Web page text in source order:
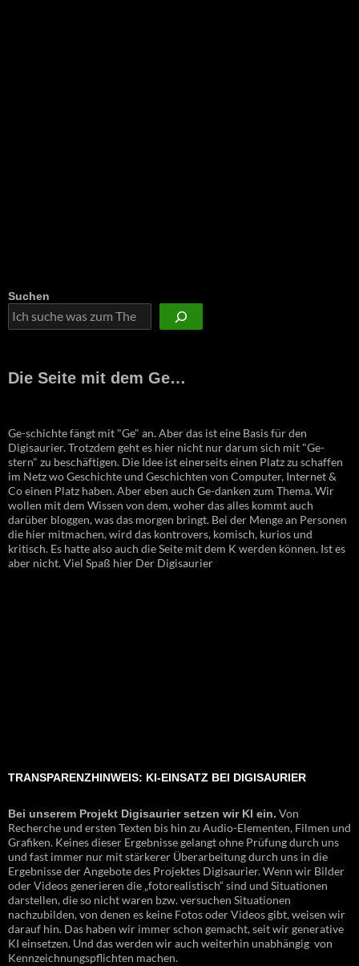
Suchen
Die Seite mit dem Ge…
Ge-schichte fängt mit "Ge" an. Aber das ist eine Basis für den
Digisaurier. Trotzdem geht es hier nicht nur darum sich mit "Ge-
stern" zu beschäftigen. Die Idee ist einerseits einen Platz zu schaffen
im Netz wo Geschichte und Geschichten von Computer, Internet &
Co einen Platz haben. Aber eben auch Ge-danken zum Thema. Wir
wollen mit dem Wissen von dem, woher das alles kommt auch
darüber bloggen, was das morgen bringt. Bei der Menge an Personen
die hier mitmachen, wird das kontrovers, komisch, kurios und
kritisch. Es hatte also auch die Seite mit dem K werden können. Ist es
aber nicht. Viel Spaß hier Der Digisaurier
TRANSPARENZHINWEIS: KI-EINSATZ BEI DIGISAURIER
Bei unserem Projekt Digisaurier setzen wir KI ein. Von
Recherche und ersten Texten bis hin zu Audio-Elementen, Filmen und
Grafiken. Keines dieser Ergebnisse gelangt ohne Prüfung durch uns
und fast immer nur mit stärkerer Überarbeitung durch uns in die
Ergebnisse der Angebote des Projektes Digisaurier. Wenn wir Bilder
oder Videos generieren die „fotorealistisch“ sind und Situationen
darstellen, die so nicht waren bzw. versuchen Situationen
nachzubilden, von denen es keine Fotos oder Videos gibt, weisen wir
darauf hin. Das haben wir immer schon gemacht, seit wir generative
KI einsetzen. Und das werden wir auch weiterhin unabhängig von
Kennzeichnungspflichten machen.